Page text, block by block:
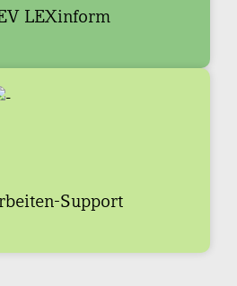
LEXinform
Support